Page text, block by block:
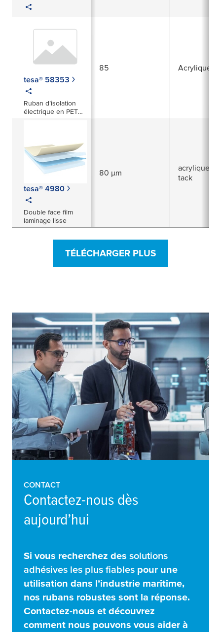
tesa® 58353
Ruban d’isolation
électrique en PET
85 Acrylique
tesa® 4980
Double face film
laminage lisse
80 µm
acrylique à
tack
TÉLÉCHARGER PLUS
CONTACT
Contactez-nous dès
aujourd’hui
Si vous recherchez des solutions
adhésives les plus fiables pour une
utilisation dans l’industrie maritime,
nos rubans robustes sont la réponse.
Contactez-nous et découvrez
comment nous pouvons vous aider à